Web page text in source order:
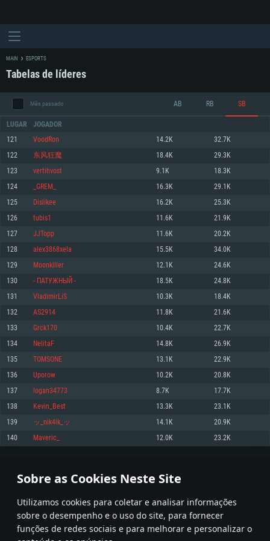
Sobre as Cookies Neste Site
Utilizamos cookies para coletar e analisar informações
sobre o desempenho e o uso do site, para fornecer
funções de redes sociais e para melhorar e personalizar o
REQUERIMENTOS DE SISTEMA
Mínimo
Sistema Operativo: Windows 10 (64 bit)
Processador: Dual-Core 2.2 GHz
Memória: 4GB
Placa Gráfica: Placa com DirectX 11: AMD Radeon 77XX / NVIDIA GeForce
GTX 660. Resolução mínima suportada: 720p
Network: Internet de banda larga.
Disco: 23,1 GB
Recomendado
superior, Radeon RX 570 ou superior
Disco: 75,9 GB
Mínimo
Sistema Operativo: Mac OS Big Sur 11.0 ou versão mais recente
Processador: Core i5 2.2GHz mínimo (Intel Xeon não suportado)
Memória: 6 GB
Placa Gráfica: Intel Iris Pro 5200 (Mac), equivalentes AMD/Nvidia para Mac.
Resolução mínima suportada: 720p com suporte Metal.
Network: Internet de banda larga.
Disco: 21,5 GB
Recomendado
Network: Internet de banda larga.
Mínimo
Sistema Operativo: Distribuições mais modernas do Linux de 64bit
Processador: Dual-Core 2.4 GHz
Memória: 4 GB
Placa Gráfica: NVIDIA 660 com os drivers mais recentes (não mais de 6
meses) / equivalentes AMD com os drivers mais recentes com suporte
Vulkan (não mais de 6 meses); Resolução mínima suportada: 720p.
Network: Internet de banda larga.
Disco: 21,5 GB
Recomendado
Sistema Operativo: Ubuntu 20.04 64bit
Processador: Intel Core i7
Memória: 16 GB
Placa Gráfica: NVIDIA 1060 com os drivers mais recentes (não mais de 6
meses) / equivalentes AMD (Radeon RX 570) com os drivers mais recentes
Network: Internet de banda larga.
MAIN ESPORTS
Tabelas de líderes
Mês passado AB RB SB
LUGAR JOGADOR
121 VoodRon 14.2K 32.7K
122 东风狂魔 18.4K 29.3K
123 vertihvost 9.1K 18.3K
124 _GREM_ 16.3K 29.1K
125 Dislikee 16.2K 25.3K
126 tubis1 11.6K 21.9K
127 JJTopp 11.6K 20.2K
128 alex3868xela 15.5K 34.0K
129 Moonkiller 12.1K 24.6K
130 - ПАТУЖНЫЙ - 18.5K 24.8K
131 VladimirLiS 10.3K 18.4K
132 AS2914 11.8K 21.6K
133 Grck170 10.4K 22.7K
134 NelitaF 14.8K 26.9K
135 TOMSONE 13.1K 22.9K
136 Uporow 10.2K 20.8K
137 logan34773 8.7K 17.7K
138 Kevin_Best 13.3K 23.1K
139 ッ_nik4ik_ッ 14.1K 20.9K
140 Maveric_ 12.0K 23.2K